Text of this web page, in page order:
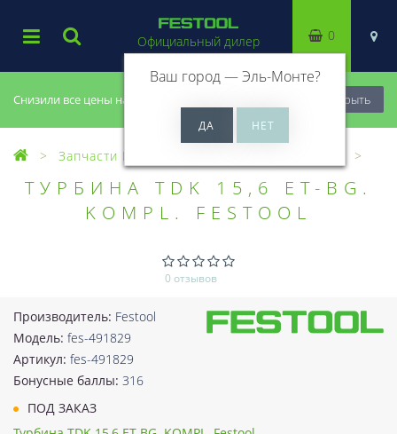
Снизили все цены на 20%, успей купить! Закрыть
Официальный дилер
Ваш город —Эль-Монте?
0
Запчасти Festool
ТУРБИНА TDK 15,6 ET-BG.
KOMPL. FESTOOL
0 отзывов
Производитель: Festool
Модель: fes-491829
Артикул: fes-491829
Бонусные баллы: 316
ПОД ЗАКАЗ